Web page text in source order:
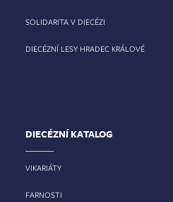
SOLIDARITA V DIECÉZI
DIECÉZNÍ LESY HRADEC KRÁLOVÉ
DIECÉZNÍ KATALOG
VIKARIÁTY
FARNOSTI